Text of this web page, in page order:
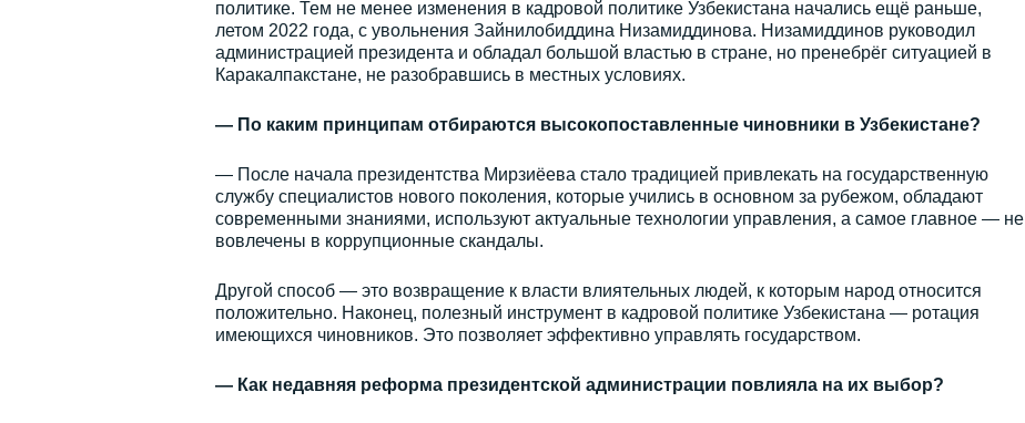
политике. Тем не менее изменения в кадровой политике Узбекистана начались ещё раньше,
летом 2022 года, с увольнения Зайнилобиддина Низамиддинова. Низамиддинов руководил
администрацией президента и обладал большой властью в стране, но пренебрёг ситуацией в
Каракалпакстане, не разобравшись в местных условиях.
— По каким принципам отбираются высокопоставленные чиновники в Узбекистане?
— После начала президентства Мирзиёева стало традицией привлекать на государственную
службу специалистов нового поколения, которые учились в основном за рубежом, обладают
современными знаниями, используют актуальные технологии управления, а самое главное — не
вовлечены в коррупционные скандалы.
Другой способ — это возвращение к власти влиятельных людей, к которым народ относится
положительно. Наконец, полезный инструмент в кадровой политике Узбекистана — ротация
имеющихся чиновников. Это позволяет эффективно управлять государством.
— Как недавняя реформа президентской администрации повлияла на их выбор?